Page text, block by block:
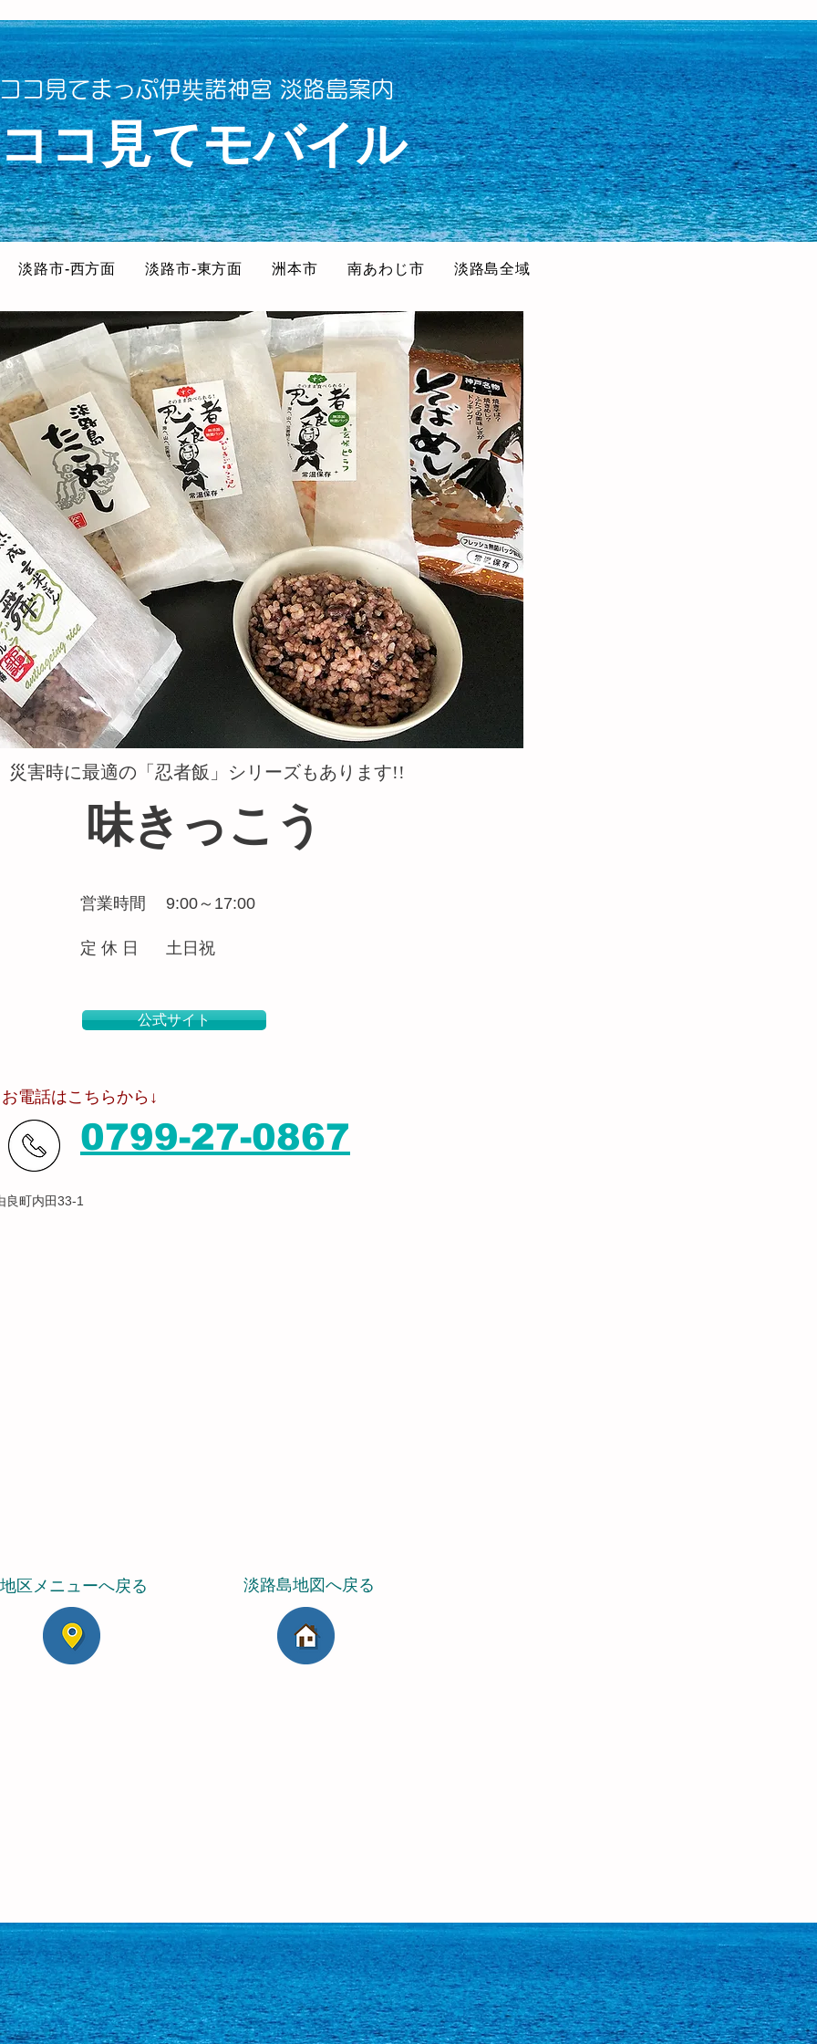
ココ見てまっぷ伊奘諾神宮 淡路島案内
​ココ見てモバイル
淡路市-西方面 淡路市-東方面 洲本市 南あわじ市 淡路島全域
災害時に最適の「忍者飯」シリーズもあります!!
味きっこう
営業時間 9:00～17:00
定 休 日 土日祝
公式サイト
​お電話はこちらから↓
0799-27-0867
良町内田33-1
淡路島地図へ戻る
地区メニューへ戻る